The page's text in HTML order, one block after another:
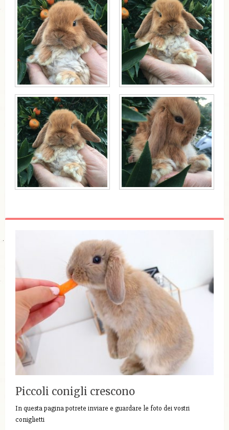
Piccoli conigli crescono
In questa pagina potrete inviare e guardare le foto dei vostri
coniglietti